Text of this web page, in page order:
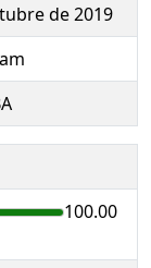
de 2019
100.00